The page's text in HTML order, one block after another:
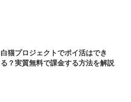
白猫プロジェクトでポイ活はでき
る？実質無料で課金する方法を解説